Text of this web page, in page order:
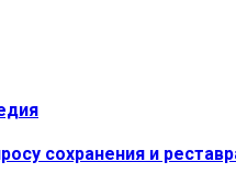
сохранения и